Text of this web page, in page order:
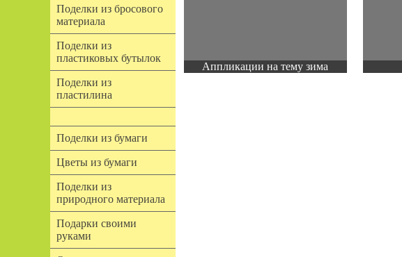
Поделки из бросового
материала
Поделки из
пластиковых бутылок
Поделки из
пластилина
Поделки из бумаги
Цветы из бумаги
Поделки из
природного материала
Подарки своими
руками
Аппликации на тему зима